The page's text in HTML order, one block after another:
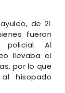
de 21
fueron
policial. Al
llevaba el
por lo que
hisopado